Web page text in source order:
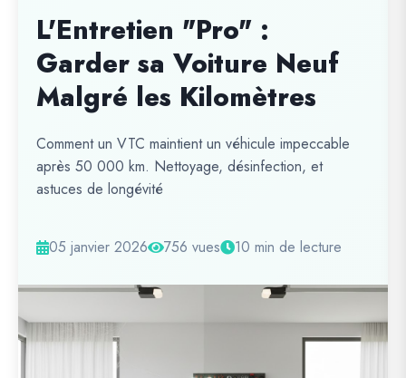
L'Entretien "Pro" :
Garder sa Voiture Neuf
Malgré les Kilomètres
Comment un VTC maintient un véhicule impeccable
après 50 000 km. Nettoyage, désinfection, et
astuces de longévité
05 janvier 2026 756 vues 10 min de lecture